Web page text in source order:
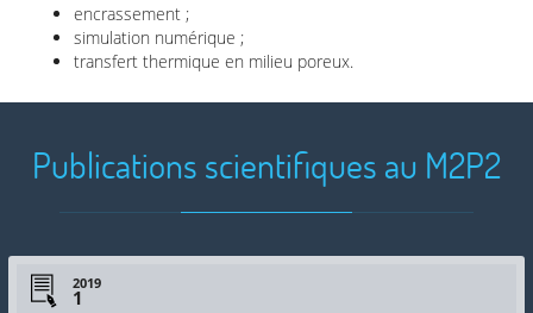
encrassement ;
simulation numérique ;
transfert thermique en milieu poreux.
Publications scientifiques au M2P2
2019